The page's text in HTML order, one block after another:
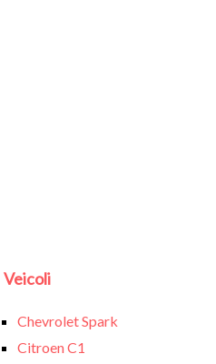
Veicoli
Chevrolet Spark
Citroen C1